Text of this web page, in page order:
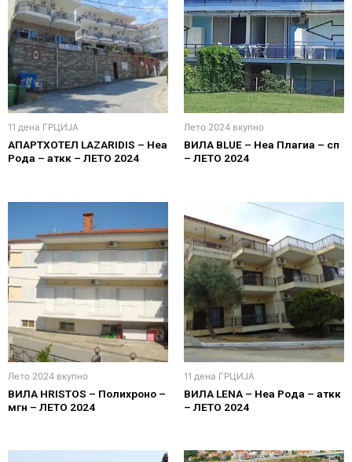
11 дена ГРЦИЈА
АПАРТХОТЕЛ LAZARIDIS – Неа
Рода – аткк – ЛЕТО 2024
Лето 2024 вкупно
ВИЛА BLUE – Нea Плагиа – сп
– ЛЕТО 2024
Лето 2024 вкупно
ВИЛА HRISTOS – Полихроно –
мгн – ЛЕТО 2024
11 дена ГРЦИЈА
ВИЛА LENA – Неа Рода – аткк
– ЛЕТО 2024